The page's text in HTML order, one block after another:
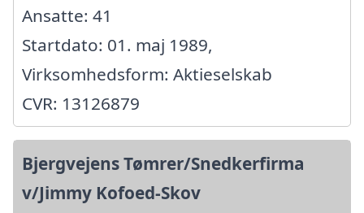
Ansatte: 41
Startdato: 01. maj 1989,
Virksomhedsform: Aktieselskab
CVR: 13126879
Bjergvejens Tømrer/Snedkerfirma
v/Jimmy Kofoed-Skov